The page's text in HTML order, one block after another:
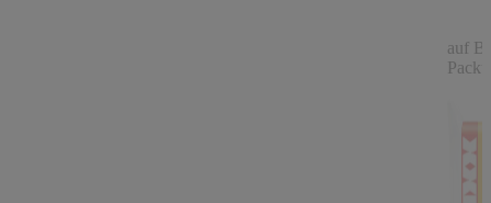
auf